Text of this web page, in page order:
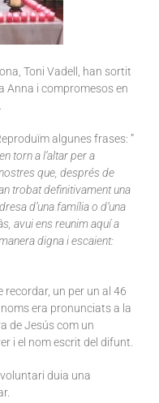
Toni Vadell, han sortit
Anna i compromesos en
algunes frases: ”
torn a l’altar per a
que, després de
trobat definitivament una
d’una família o d’una
avui ens reunim aquí a
digna i escaient:
recordar, un per un al 46
era pronunciats a la
de Jesús com un
i el nom escrit del difunt.
duia una